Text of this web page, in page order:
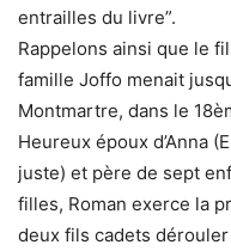
entrailles du livre”.
Rappelons ainsi que le
famille Joffo menait
Montmartre, dans le
Heureux époux d’Anna
juste) et père de sept
filles, Roman exerce la
deux fils cadets